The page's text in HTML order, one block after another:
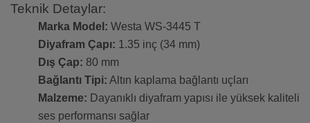
Teknik Detaylar:
Marka Model: Westa WS-3445 T
Diyafram Çapı: 1.35 inç (34 mm)
Dış Çap: 80 mm
Bağlantı Tipi: Altın kaplama bağlantı uçları
Malzeme: Dayanıklı diyafram yapısı ile yüksek kaliteli
ses performansı sağlar